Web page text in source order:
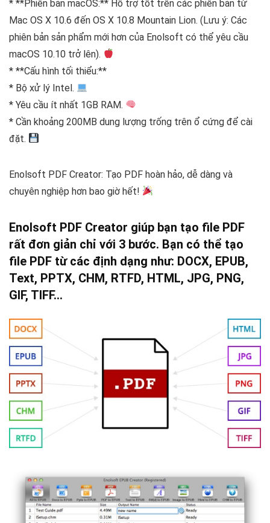
* **Phiên bản macOS:** Hỗ trợ tốt trên các phiên bản từ
Mac OS X 10.6 đến OS X 10.8 Mountain Lion. (Lưu ý: Các
phiên bản sản phẩm mới hơn của Enolsoft có thể yêu cầu
macOS 10.10 trở lên).
* **Cấu hình tối thiểu:**
* Bộ xử lý Intel.
* Yêu cầu ít nhất 1GB RAM.
* Cần khoảng 200MB dung lượng trống trên ổ cứng để cài
đặt.
Enolsoft PDF Creator: Tạo PDF hoàn hảo, dễ dàng và
chuyên nghiệp hơn bao giờ hết!
Enolsoft PDF Creator giúp bạn tạo file PDF
rất đơn giản chỉ với 3 bước. Bạn có thể tạo
file PDF từ các định dạng như: DOCX, EPUB,
Text, PPTX, CHM, RTFD, HTML, JPG, PNG,
GIF, TIFF…